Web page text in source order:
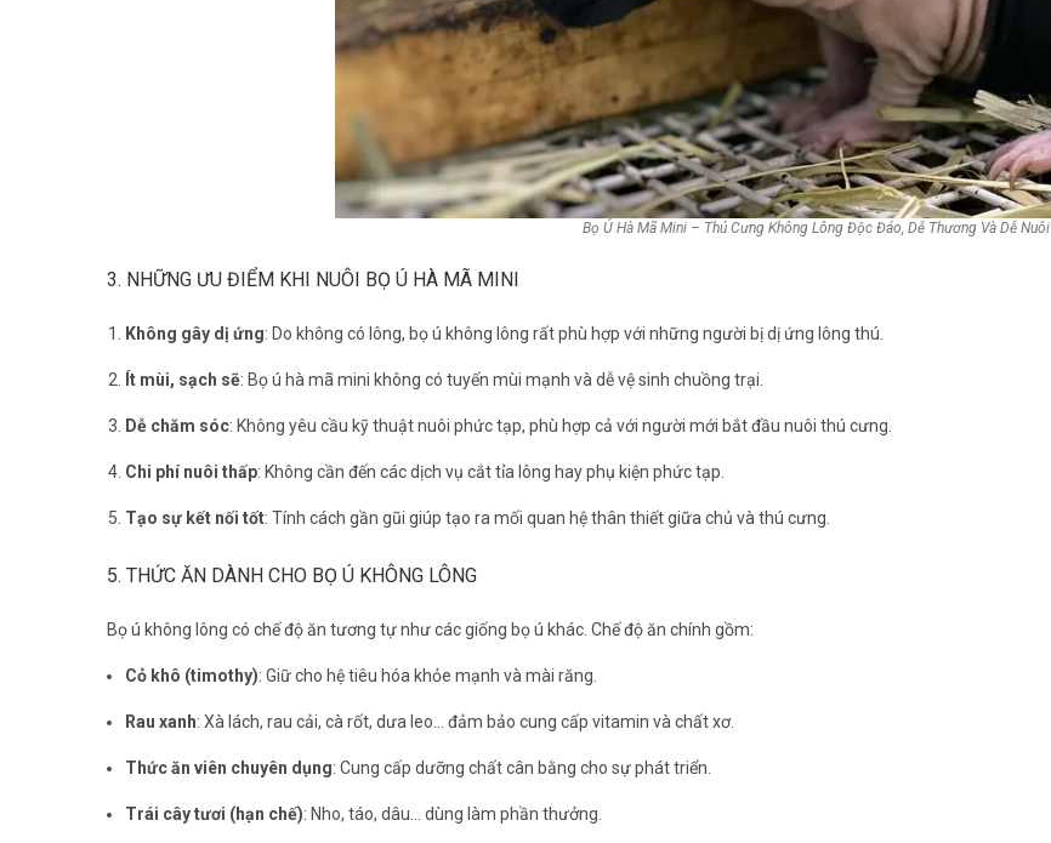
Bọ Ú Hà Mã Mini – Thú Cưng Không Lông Độc Đáo, Dễ Thương Và Dễ Nuôi
3. NHỮNG ƯU ĐIỂM KHI NUÔI BỌ Ú HÀ MÃ MINI
Không gây dị ứng: Do không có lông, bọ ú không lông rất phù hợp với những người bị dị ứng lông thú.
Ít mùi, sạch sẽ: Bọ ú hà mã mini không có tuyến mùi mạnh và dễ vệ sinh chuồng trại.
Dễ chăm sóc: Không yêu cầu kỹ thuật nuôi phức tạp, phù hợp cả với người mới bắt đầu nuôi thú cưng.
Chi phí nuôi thấp: Không cần đến các dịch vụ cắt tỉa lông hay phụ kiện phức tạp.
Tạo sự kết nối tốt: Tính cách gần gũi giúp tạo ra mối quan hệ thân thiết giữa chủ và thú cưng.
5. THỨC ĂN DÀNH CHO BỌ Ú KHÔNG LÔNG
Bọ ú không lông có chế độ ăn tương tự như các giống bọ ú khác. Chế độ ăn chính gồm:
Cỏ khô (timothy): Giữ cho hệ tiêu hóa khỏe mạnh và mài răng.
Rau xanh: Xà lách, rau cải, cà rốt, dưa leo… đảm bảo cung cấp vitamin và chất xơ.
Thức ăn viên chuyên dụng: Cung cấp dưỡng chất cân bằng cho sự phát triển.
Trái cây tươi (hạn chế): Nho, táo, dâu… dùng làm phần thưởng.